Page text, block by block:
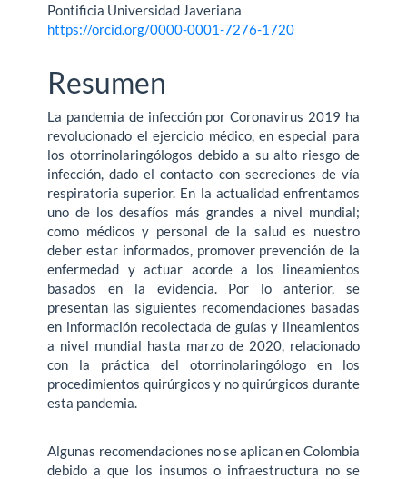
Pontificia Universidad Javeriana
https://orcid.org/0000-0001-7276-1720
Resumen
La pandemia de infección por Coronavirus 2019 ha
revolucionado el ejercicio médico, en especial para
los otorrinolaringólogos debido a su alto riesgo de
infección, dado el contacto con secreciones de vía
respiratoria superior. En la actualidad enfrentamos
uno de los desafíos más grandes a nivel mundial;
como médicos y personal de la salud es nuestro
deber estar informados, promover prevención de la
enfermedad y actuar acorde a los lineamientos
basados en la evidencia. Por lo anterior, se
presentan las siguientes recomendaciones basadas
en información recolectada de guías y lineamientos
a nivel mundial hasta marzo de 2020, relacionado
con la práctica del otorrinolaringólogo en los
procedimientos quirúrgicos y no quirúrgicos durante
esta pandemia.
Algunas recomendaciones no se aplican en Colombia
debido a que los insumos o infraestructura no se